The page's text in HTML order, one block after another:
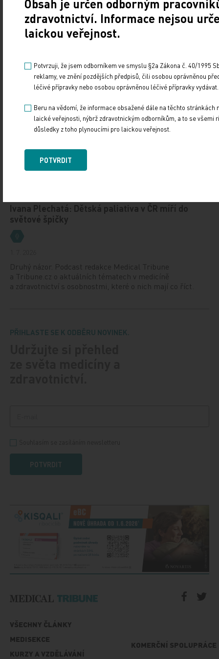
Ivan Duškov: Ve zdravotnictví musíme najít
miliardy. Máme na to rok
Druhý názor. Podcast redakce Medical Tribune
a Tribune.cz o aktuálních tématech v medicíně
a zdravotnictví s osobnostmi, které o nich mají co říct.
Jitka Vojtová: Bez digitalizace tápeme v mlhovině
Druhý názor. Podcast redakce Medical Tribune
a Tribune.cz o aktuálních tématech v medicíně
Ivana Plechatá: Dětská paliativa v ČR míří do
světové špičky
Druhý názor. Podcast redakce Medical Tribune
a Tribune.cz o aktuálních tématech v medicíně
a zdravotnictví s osobnostmi, které o nich mají co říct.
PŘIHLASTE SE K ODBĚRU NOVINEK.
POTVRDIT
VŠECHNY ČLÁNKY
MEDISEKCE
KURZY A VZDĚLÁVÁNÍ
KOMERČNÍ SPOLUPRÁCE
Obsah je určen odborným
zdravotnictví. Informace nejsou
laickou veřejnost.
Potvrzuji, že jsem odborníkem ve smyslu §2a Zákona č. 40/1995
reklamy, ve znění pozdějších předpisů, čili osobou oprávněnou
léčivé přípravky nebo osobou oprávněnou léčivé přípravky vydávat.
Beru na vědomí, že informace obsažené dále na těchto stránkách
laické veřejnosti, nýbrž zdravotnickým odborníkům, a to se všemi
důsledky z toho plynoucími pro laickou veřejnost.
POTVRDIT